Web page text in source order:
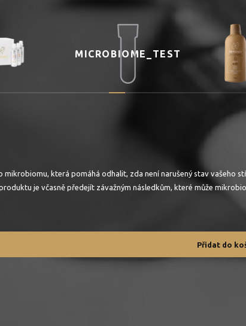
MICROBIOME_TEST
která pomáhá odhalit, zda není narušený stav vašeho
je včasně předejít závažným následkům, které může
Přidat do